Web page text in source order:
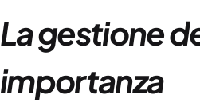
La gestione
importanza